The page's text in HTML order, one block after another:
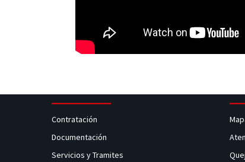
Contratación
Documentación
Servicios y Tramites